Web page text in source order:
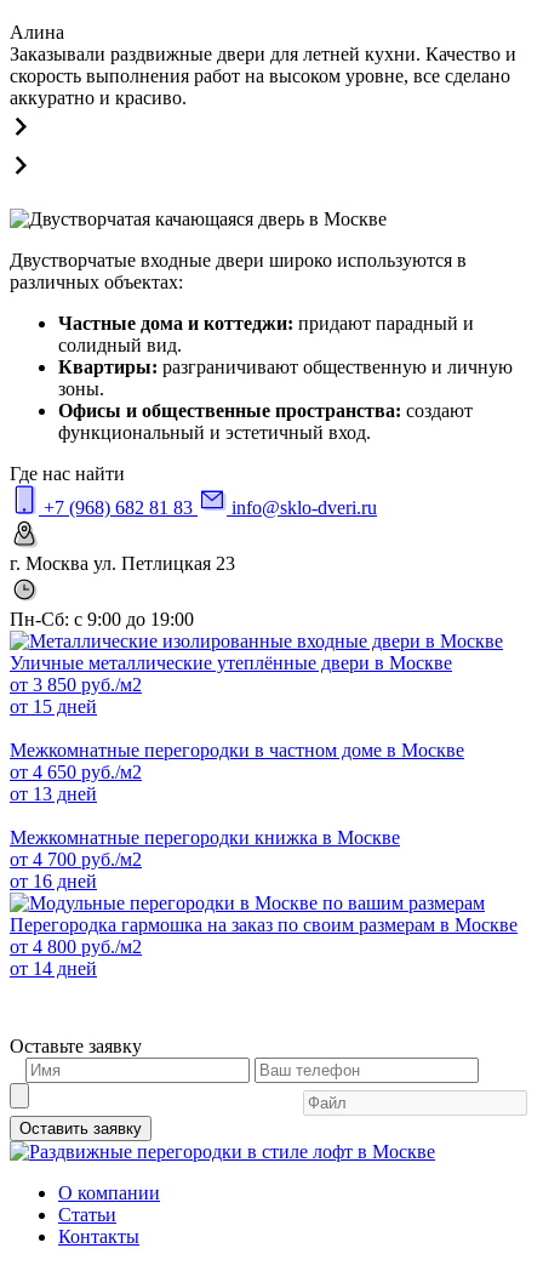
Алина
Заказывали раздвижные двери для летней кухни. Качество и
скорость выполнения работ на высоком уровне, все сделано
аккуратно и красиво.
Двустворчатые входные двери широко используются в
различных объектах:
Частные дома и коттеджи: придают парадный и
солидный вид.
Квартиры: разграничивают общественную и личную
зоны.
Офисы и общественные пространства: создают
функциональный и эстетичный вход.
Где нас найти
+7 (968) 682 81 83
info@sklo-dveri.ru
г. Москва ул. Петлицкая 23
Пн-Сб: с 9:00 до 19:00
Уличные металлические утеплённые двери в Москве
от 3 850 руб./м2
от 15 дней
Межкомнатные перегородки в частном доме в Москве
от 4 650 руб./м2
от 13 дней
Межкомнатные перегородки книжка в Москве
от 4 700 руб./м2
от 16 дней
Перегородка гармошка на заказ по своим размерам в Москве
от 4 800 руб./м2
от 14 дней
Оставьте заявку
Оставить заявку
О компании
Статьи
Контакты